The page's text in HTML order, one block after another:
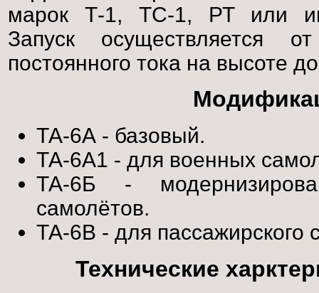
марок Т-1, ТС-1, РТ или
Запуск осуществляется от
постоянного тока на высоте
ТА-6А - базовый.
ТА-6А1 - для военных
ТА-6Б -
самолётов.
ТА-6В - для пассажирского
Технические